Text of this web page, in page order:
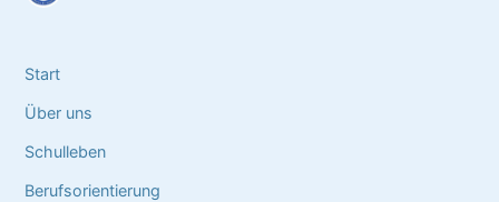
Start
Über uns
Schulleben
Berufsorientierung